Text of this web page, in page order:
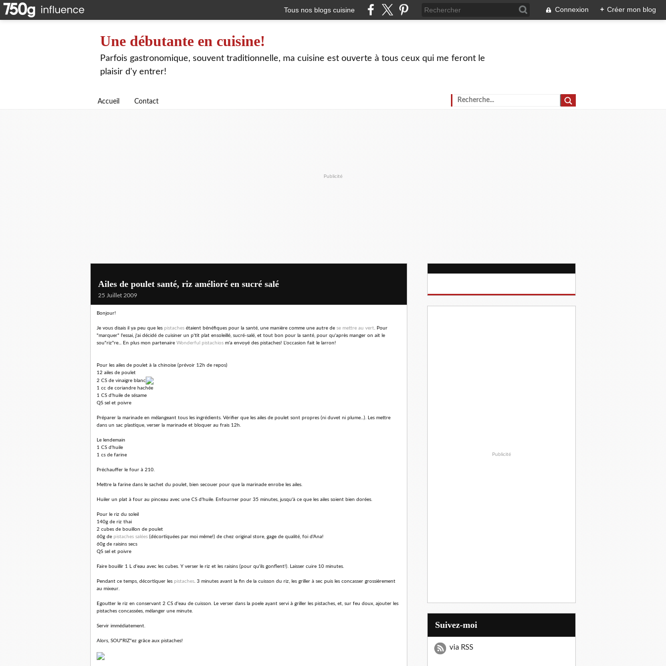
Tous nos blogs cuisine Connexion + Créer mon blog
Une débutante en cuisine!
Parfois gastronomique, souvent traditionnelle, ma cuisine est ouverte à tous ceux qui me feront le
plaisir d'y entrer!
Accueil Contact
Publicité
Ailes de poulet santé, riz amélioré en sucré salé
25 Juillet 2009
Bonjour!
Je vous disais il ya peu que les pistaches étaient bénéfiques pour la santé, une manière comme une autre de se mettre au vert. Pour
"marquer" l'essai, j'ai décidé de cuisiner un p'tit plat ensoleillé, sucré-salé, et tout bon pour la santé, pour qu'après manger on ait le
sou"riz"re... En plus mon partenaire Wonderful pistachios m'a envoyé des pistaches! L'occasion fait le larron!
Pour les ailes de poulet à la chinoise (prévoir 12h de repos)
12 ailes de poulet
2 CS de vinaigre blanc
1 cc de coriandre hachée
1 CS d'huile de sésame
QS sel et poivre
Préparer la marinade en mélangeant tous les ingrédients. Vérifier que les ailes de poulet sont propres (ni duvet ni plume...). Les mettre
dans un sac plastique, verser la marinade et bloquer au frais 12h.
Le lendemain
1 CS d'huile
1 cs de farine
Préchauffer le four à 210.
Mettre la farine dans le sachet du poulet, bien secouer pour que la marinade enrobe les ailes.
Huiler un plat à four au pinceau avec une CS d'huile. Enfourner pour 35 minutes, jusqu'à ce que les ailes soient bien dorées.
Pour le riz du soleil
140g de riz thai
2 cubes de bouillon de poulet
60g de pistaches salées (décortiquées par moi même!) de chez original store, gage de qualité, foi d'Ana!
60g de raisins secs
QS sel et poivre
Faire bouillir 1 L d'eau avec les cubes. Y verser le riz et les raisins (pour qu'ils gonflent!). Laisser cuire 10 minutes.
Pendant ce temps, décortiquer les pistaches. 3 minutes avant la fin de la cuisson du riz, les griller à sec puis les concasser grossièrement
au mixeur.
Egoutter le riz en conservant 2 CS d'eau de cuisson. Le verser dans la poele ayant servi à griller les pistaches, et, sur feu doux, ajouter les
pistaches concassées, mélanger une minute.
Servir immédiatement.
Alors, SOU"RIZ"ez grâce aux pistaches!
Publicité
Suivez-moi
via RSS